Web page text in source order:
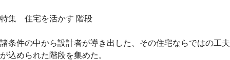
特集 住宅を活かす 階段
諸条件の中から設計者が導き出した、その住宅ならではの工夫
が込められた階段を集めた。